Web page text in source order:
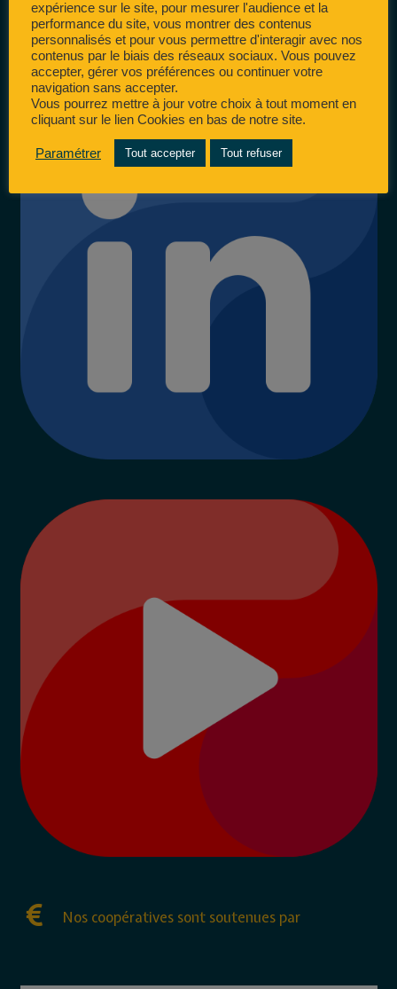
Nos coopératives sont soutenues par
expérience sur le site, pour mesurer l'audience et la
performance du site, vous montrer des contenus
personnalisés et pour vous permettre d'interagir avec nos
contenus par le biais des réseaux sociaux. Vous pouvez
accepter, gérer vos préférences ou continuer votre
navigation sans accepter.
Vous pourrez mettre à jour votre choix à tout moment en
cliquant sur le lien Cookies en bas de notre site.
Paramétrer Tout accepter Tout refuser